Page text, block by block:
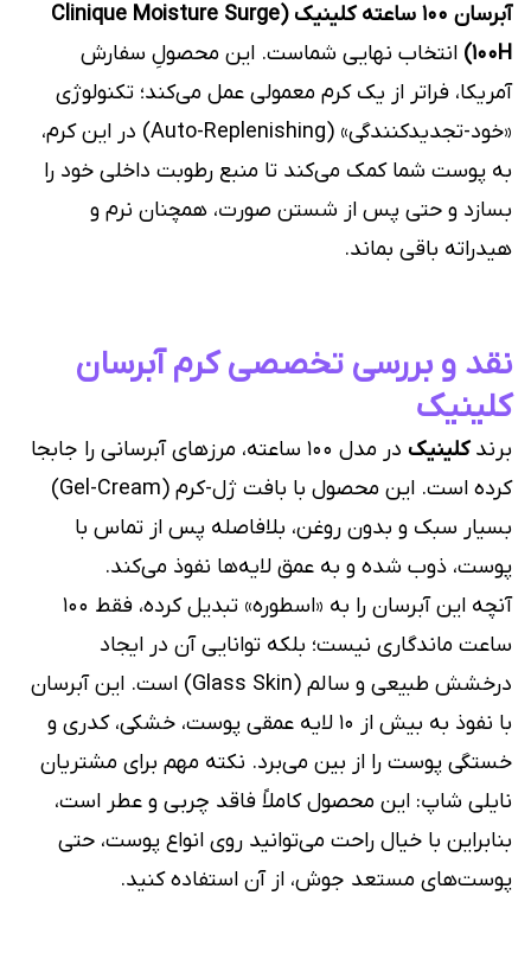
آبرسان ۱۰۰ ساعته کلینیک (Clinique Moisture Surge
100H) انتخاب نهایی شماست. این محصولِ سفارش
آمریکا، فراتر از یک کرم معمولی عمل می‌کند؛ تکنولوژی
«خود-تجدیدکنندگی» (Auto-Replenishing) در این کرم،
به پوست شما کمک می‌کند تا منبع رطوبت داخلی خود را
بسازد و حتی پس از شستن صورت، همچنان نرم و
هیدراته باقی بماند.
نقد و بررسی تخصصی کرم آبرسان
کلینیک
برندکلینیک
در مدل ۱۰۰ ساعته، مرزهای آبرسانی را جابجا
کرده است. این محصول با بافت ژل-کرم (Gel-Cream)
بسیار سبک و بدون روغن، بلافاصله پس از تماس با
پوست، ذوب شده و به عمق لایه‌ها نفوذ می‌کند.
آنچه این آبرسان را به «اسطوره» تبدیل کرده، فقط ۱۰۰
ساعت ماندگاری نیست؛ بلکه توانایی آن در ایجاد
درخشش طبیعی و سالم (Glass Skin) است. این آبرسان
با نفوذ به بیش از ۱۰ لایه عمقی پوست، خشکی، کدری و
خستگی پوست را از بین می‌برد. نکته مهم برای مشتریان
نایلی شاپ: این محصول کاملاً فاقد چربی و عطر است،
بنابراین با خیال راحت می‌توانید روی انواع پوست، حتی
پوست‌های مستعد جوش، از آن استفاده کنید.